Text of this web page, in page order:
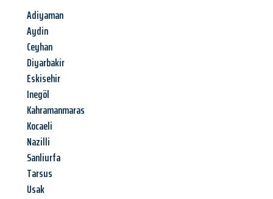
Adiyaman
Aydin
Ceyhan
Diyarbakir
Eskisehir
Inegöl
Kahramanmaras
Kocaeli
Nazilli
Sanliurfa
Tarsus
Usak